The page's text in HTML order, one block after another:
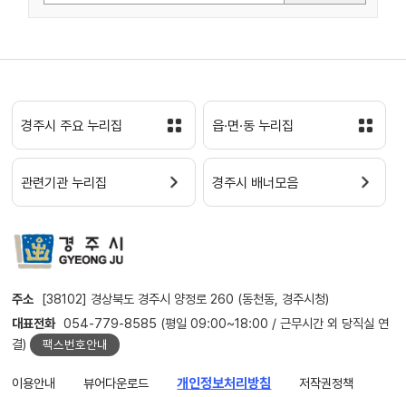
경주시 주요 누리집 읍·면·동 누리집
관련기관 누리집 경주시 배너모음
주소 [38102] 경상북도 경주시 양정로 260 (동천동, 경주시청)
대표전화 054-779-8585 (평일 09:00~18:00 / 근무시간 외 당직실 연
결)
팩스번호안내
이용안내 뷰어다운로드 개인정보처리방침 저작권정책